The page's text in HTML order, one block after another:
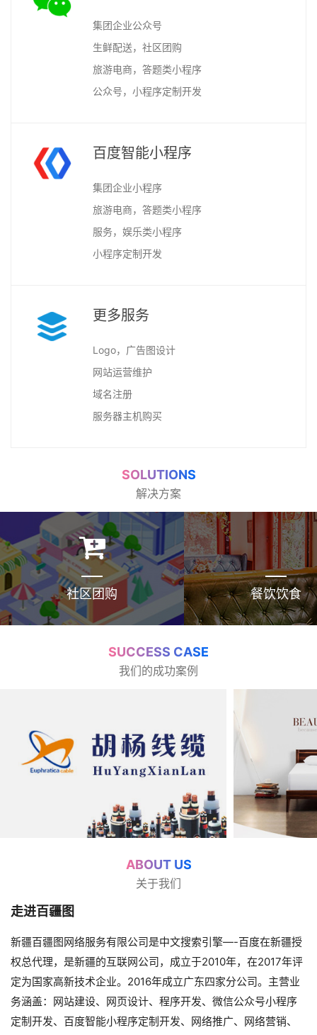
集团企业公众号
生鲜配送，社区团购
旅游电商，答题类小程序
公众号，小程序定制开发
百度智能小程序
集团企业小程序
旅游电商，答题类小程序
服务，娱乐类小程序
小程序定制开发
更多服务
Logo，广告图设计
网站运营维护
域名注册
服务器主机购买
SOLUTIONS
解决方案
社区团购 餐饮饮食
SUCCESS CASE
我们的成功案例
ABOUT US
关于我们
走进百疆图
新疆百疆图网络服务有限公司是中文搜索引擎—-百度在新疆授
权总代理，是新疆的互联网公司，成立于2010年，在2017年评
定为国家高新技术企业。2016年成立广东四家分公司。主营业
务涵盖：网站建设、网页设计、程序开发、微信公众号小程序
定制开发、百度智能小程序定制开发、网络推广、网络营销、